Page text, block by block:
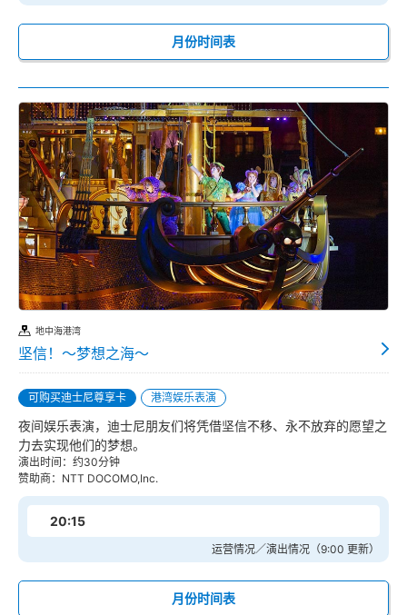
月份时间表
地中海港湾
坚信！～梦想之海～
可购买迪士尼尊享卡 港湾娱乐表演
夜间娱乐表演，迪士尼朋友们将凭借坚信不移、永不放弃的愿望之
力去实现他们的梦想。
演出时间：约30分钟
赞助商：NTT DOCOMO,Inc.
20:15
运营情况／演出情况（9:00 更新）
月份时间表